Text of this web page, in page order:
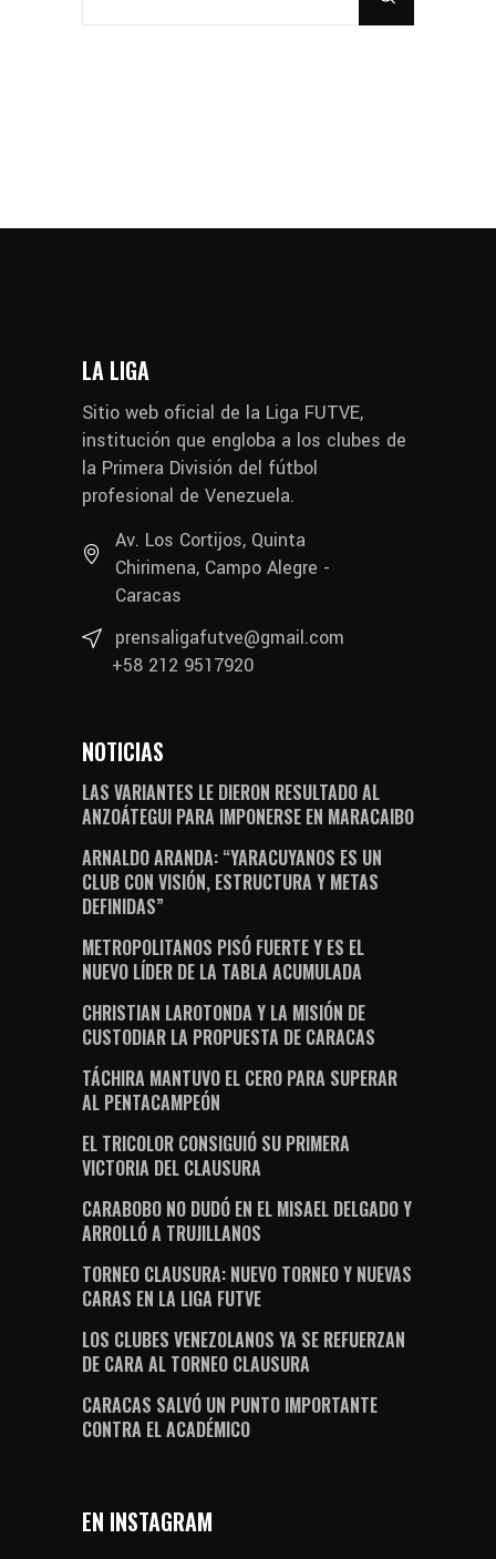
LA LIGA
Sitio web oficial de la Liga FUTVE,
institución que engloba a los clubes de
la Primera División del fútbol
profesional de Venezuela.
Av. Los Cortijos, Quinta
Chirimena, Campo Alegre -
Caracas
prensaligafutve@gmail.com
+58 212 9517920
NOTICIAS
LAS VARIANTES LE DIERON RESULTADO AL
ANZOÁTEGUI PARA IMPONERSE EN MARACAIBO
ARNALDO ARANDA: “YARACUYANOS ES UN
CLUB CON VISIÓN, ESTRUCTURA Y METAS
DEFINIDAS”
METROPOLITANOS PISÓ FUERTE Y ES EL
NUEVO LÍDER DE LA TABLA ACUMULADA
CHRISTIAN LAROTONDA Y LA MISIÓN DE
CUSTODIAR LA PROPUESTA DE CARACAS
TÁCHIRA MANTUVO EL CERO PARA SUPERAR
AL PENTACAMPEÓN
EL TRICOLOR CONSIGUIÓ SU PRIMERA
VICTORIA DEL CLAUSURA
CARABOBO NO DUDÓ EN EL MISAEL DELGADO Y
ARROLLÓ A TRUJILLANOS
TORNEO CLAUSURA: NUEVO TORNEO Y NUEVAS
CARAS EN LA LIGA FUTVE
LOS CLUBES VENEZOLANOS YA SE REFUERZAN
DE CARA AL TORNEO CLAUSURA
CARACAS SALVÓ UN PUNTO IMPORTANTE
CONTRA EL ACADÉMICO
EN INSTAGRAM